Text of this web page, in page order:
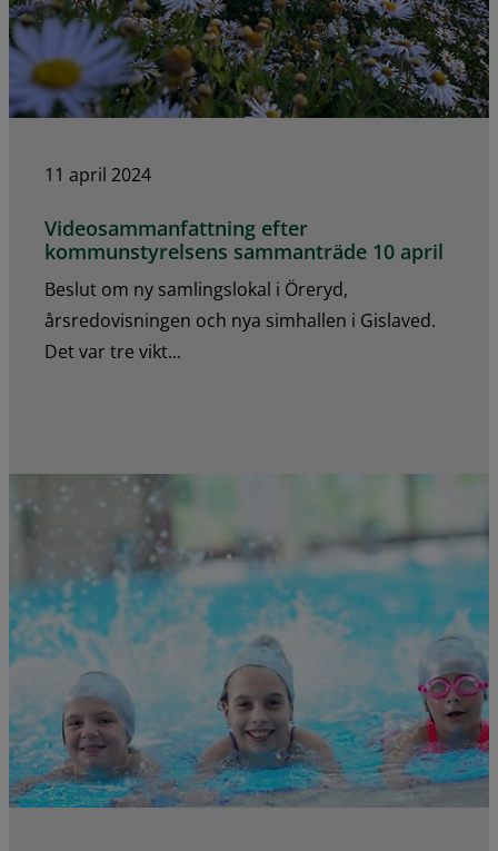
11 april 2024
Videosammanfattning efter
kommunstyrelsens sammanträde 10 april
Beslut om ny samlingslokal i Öreryd,
årsredovisningen och nya simhallen i Gislaved.
Det var tre vikt...